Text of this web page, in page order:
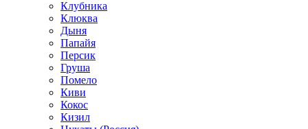
Клубника
Клюква
Дыня
Папайя
Персик
Груша
Помело
Киви
Кокос
Кизил